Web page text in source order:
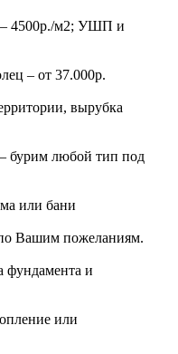
– 4500р./м2; УШП и
– от 37.000р.
вырубка
бурим любой тип под
или бани
Вашим пожеланиям.
фундамента и
или